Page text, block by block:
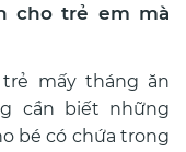
cho trẻ em mà
mấy tháng ăn
cần biết những
bé có chứa trong